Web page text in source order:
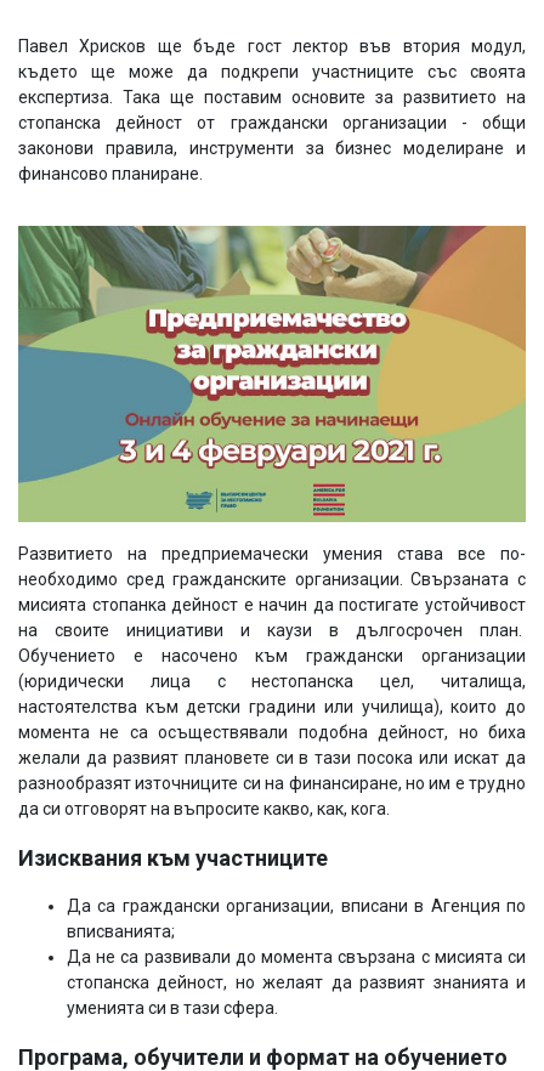
Павел Хрисков ще бъде гост лектор във втория модул,
където ще може да подкрепи участниците със своята
експертиза. Така ще поставим основите за развитието на
стопанска дейност от граждански организации - общи
законови правила, инструменти за бизнес моделиране и
финансово планиране.
Развитието на предприемачески умения става все по-
необходимо сред гражданските организации. Свързаната с
мисията стопанка дейност е начин да постигате устойчивост
на своите инициативи и каузи в дългосрочен план.
Обучението е насочено към граждански организации
(юридически лица с нестопанска цел, читалища,
настоятелства към детски градини или училища), които до
момента не са осъществявали подобна дейност, но биха
желали да развият плановете си в тази посока или искат да
разнообразят източниците си на финансиране, но им е трудно
да си отговорят на въпросите какво, как, кога.
Изисквания към участниците
Да са граждански организации, вписани в Агенция по
вписванията;
Да не са развивали до момента свързана с мисията си
стопанска дейност, но желаят да развият знанията и
уменията си в тази сфера.
Програма, обучители и формат на обучението